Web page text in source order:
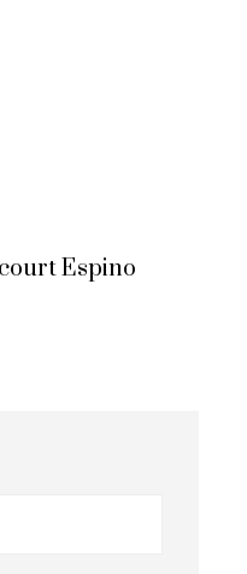
Espino